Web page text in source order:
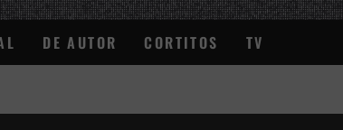
DE AUTOR CORTITOS TV